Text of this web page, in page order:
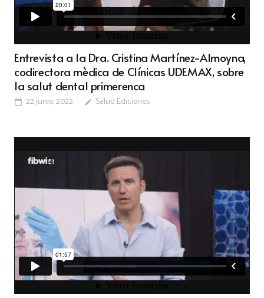
Entrevista a la Dra. Cristina Martínez-Almoyna,
codirectora mèdica de Clínicas UDEMAX, sobre
la salut dental primerenca
calendar_today 22 junio, 2022 edit Salud Ediciones